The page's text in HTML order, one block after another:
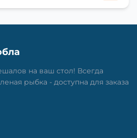
на ваш стол! Всегда
рыбка - доступна для заказа